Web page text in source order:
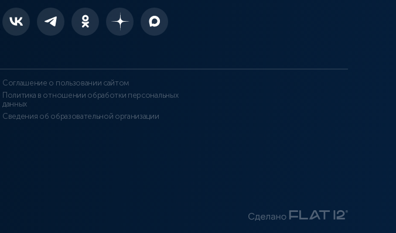
Соглашение о пользовании сайтом
Политика в отношении обработки персональных
данных
Сведения об образовательной организации